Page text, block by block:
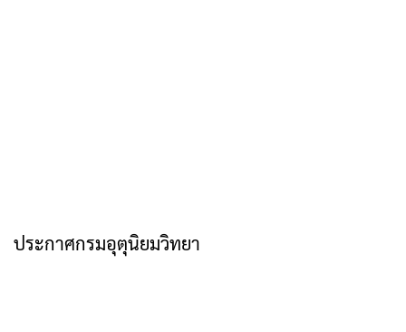
ประกาศกรมอุตุนิยมวิทยา